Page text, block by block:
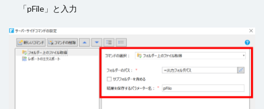
「pFile」と入力